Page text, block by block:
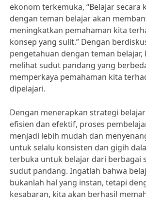
ekonom terkemuka, “Belajar secara
dengan teman belajar akan
meningkatkan pemahaman kita
konsep yang sulit.” Dengan
pengetahuan dengan teman belajar,
melihat sudut pandang yang
memperkaya pemahaman kita
dipelajari.
Dengan menerapkan strategi
efisien dan efektif, proses
menjadi lebih mudah dan
untuk selalu konsisten dan gigih
terbuka untuk belajar dari berbagai
sudut pandang. Ingatlah bahwa
bukanlah hal yang instan, tetapi
kesabaran, kita akan berhasil